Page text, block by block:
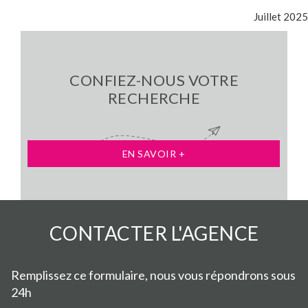
CONFIEZ-NOUS VOTRE
RECHERCHE
EN SAVOIR +
CONTACTER L'AGENCE
Remplissez ce formulaire, nous vous répondrons sous
24h